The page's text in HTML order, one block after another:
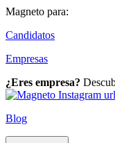
Magneto para:
Candidatos
Empresas
¿Eres empresa?
Blog